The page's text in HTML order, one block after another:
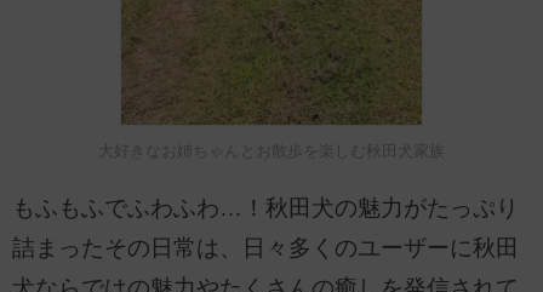
大好きなお姉ちゃんとお散歩を楽しむ秋田犬家族
もふもふでふわふわ…！秋田犬の魅力がたっぷり
詰まったその日常は、日々多くのユーザーに秋田